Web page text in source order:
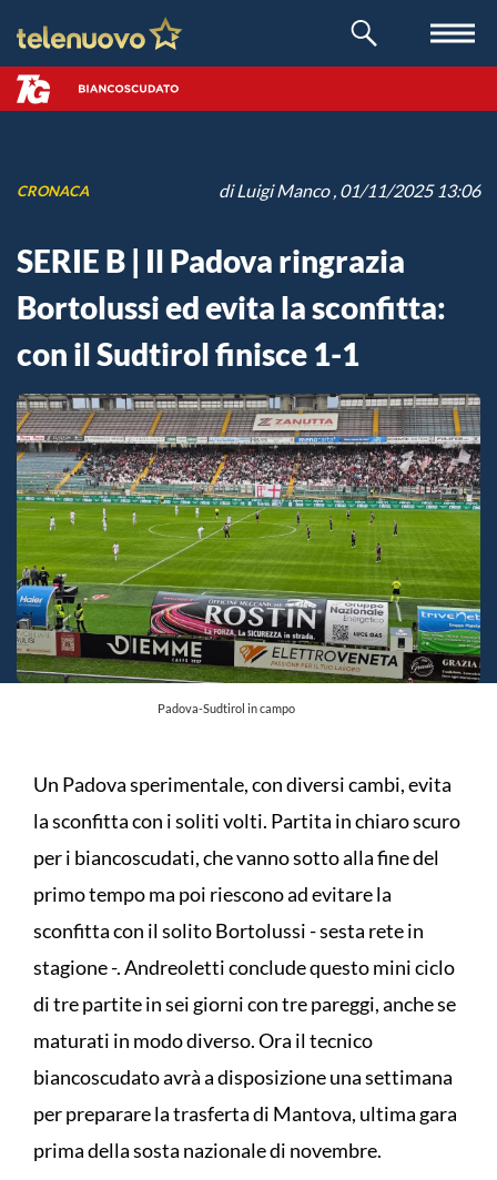
CRONACA diLuigi Manco, 01/11/2025 13:06
SERIE B | Il Padova ringrazia
Bortolussi ed evita la sconfitta:
con il Sudtirol finisce 1-1
Padova-Sudtirol in campo
Un Padova sperimentale, con diversi cambi, evita
la sconfitta con i soliti volti. Partita in chiaro scuro
per i biancoscudati, che vanno sotto alla fine del
primo tempo ma poi riescono ad evitare la
sconfitta con il solito Bortolussi - sesta rete in
stagione -. Andreoletti conclude questo mini ciclo
di tre partite in sei giorni con tre pareggi, anche se
maturati in modo diverso. Ora il tecnico
biancoscudato avrà a disposizione una settimana
per preparare la trasferta di Mantova, ultima gara
prima della sosta nazionale di novembre.